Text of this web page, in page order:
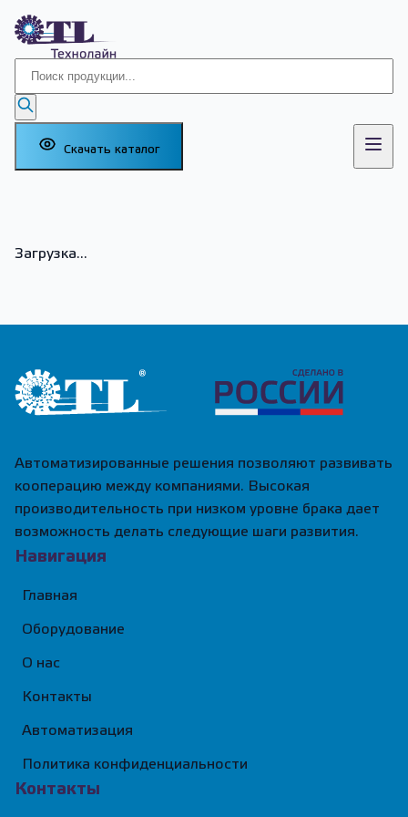
Скачать каталог
Загрузка...
Автоматизированные решения позволяют развивать
кооперацию между компаниями. Высокая
производительность при низком уровне брака дает
возможность делать следующие шаги развития.
Навигация
Главная
Оборудование
О нас
Контакты
Автоматизация
Политика конфиденциальности
Контакты